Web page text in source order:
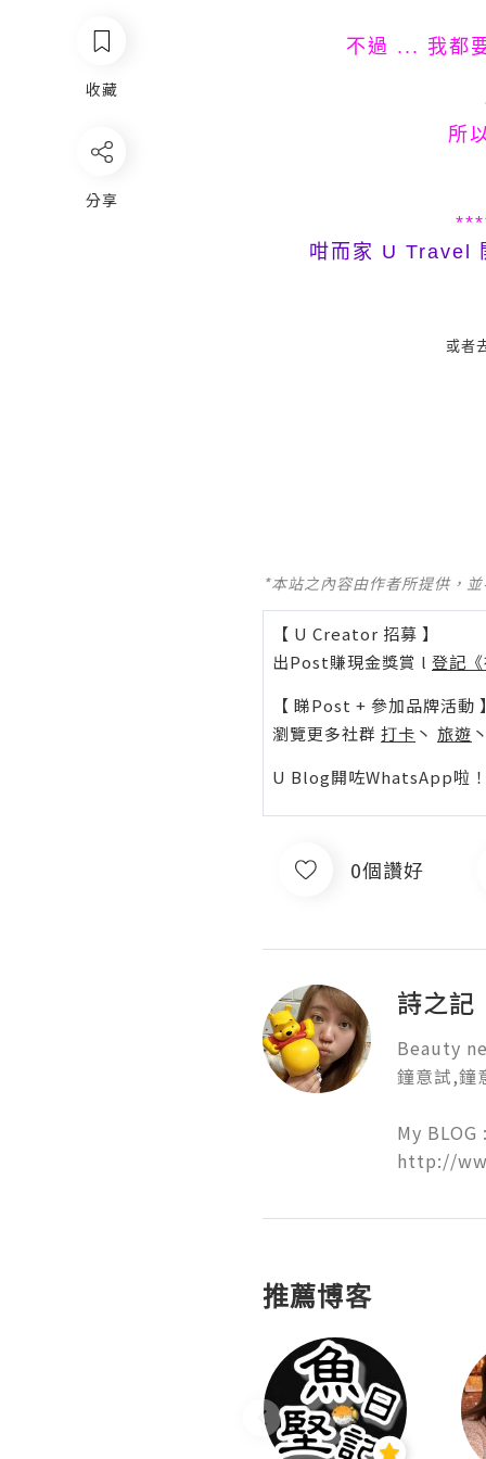
收藏
分享
不過 ... 我都
所
咁而家 U Travel
或者
*本站之內容由作者所提供，
【 U Creator 招募 】
出Post賺現金獎賞 l 登記
【 睇Post + 參加品牌活動
瀏覽更多社群 打卡 丶 旅遊
U Blog開咗WhatsApp啦
0個讚好
詩之記
Beauty
鐘意試,鐘
My BLOG
http://
推薦博客